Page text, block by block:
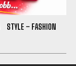
STYLE – FASHION